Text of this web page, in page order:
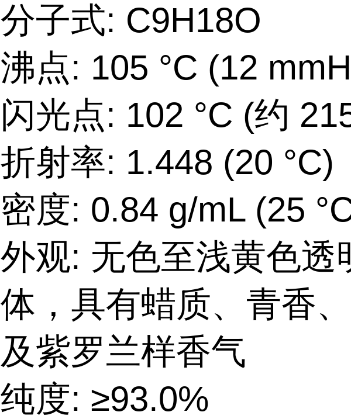
分子式: C9H18O
沸点: 105 °C (12
闪光点: 102 °C (约
折射率: 1.448 (20 °C)
密度: 0.84 g/mL (25
外观: 无色至浅黄色透
体，具有蜡质、青香
及紫罗兰样香气
纯度: ≥93.0%